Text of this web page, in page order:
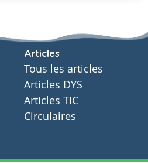
Articles
Tous les articles
Articles DYS
Articles TIC
Circulaires